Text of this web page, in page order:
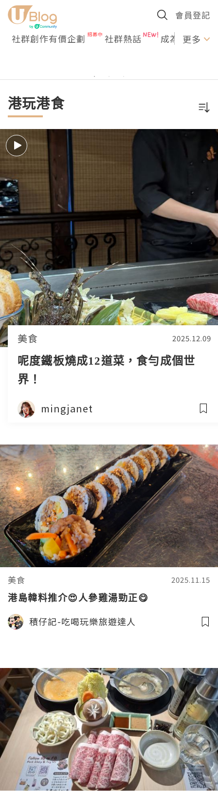
會員登記
社群創作有價企劃 社群熱話 成為U更多
港玩港食
美食 2025.12.09
呢度鐵板燒成12道菜，食勻成個世
界！
mingjanet
美食 2025.11.15
港島韓料推介😍人參雞湯勁正😋
積仔記-吃喝玩樂旅遊達人